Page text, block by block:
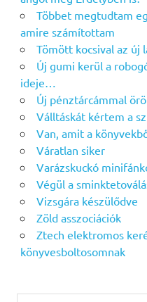
Többet megtudtam
amire számítottam
Tömött kocsival az új
Új gumi kerül a
ideje…
Új pénztárcámmal
Válltáskát kértem a
Van, amit a
Váratlan siker
Varázskuckó
Végül a
Vizsgára készülődve
Zöld asszociációk
Ztech elektromos
könyvesboltosomnak